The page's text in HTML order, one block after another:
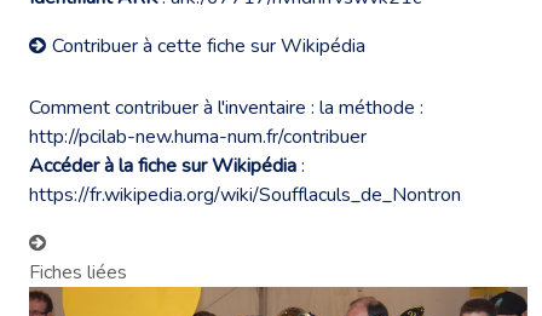
Contribuer à cette fiche sur Wikipédia
Comment contribuer à l'inventaire : la méthode :
http://pcilab-new.huma-num.fr/contribuer
Accéder à la fiche sur Wikipédia:
https://fr.wikipedia.org/wiki/Soufflaculs_de_Nontron
Fiches liées